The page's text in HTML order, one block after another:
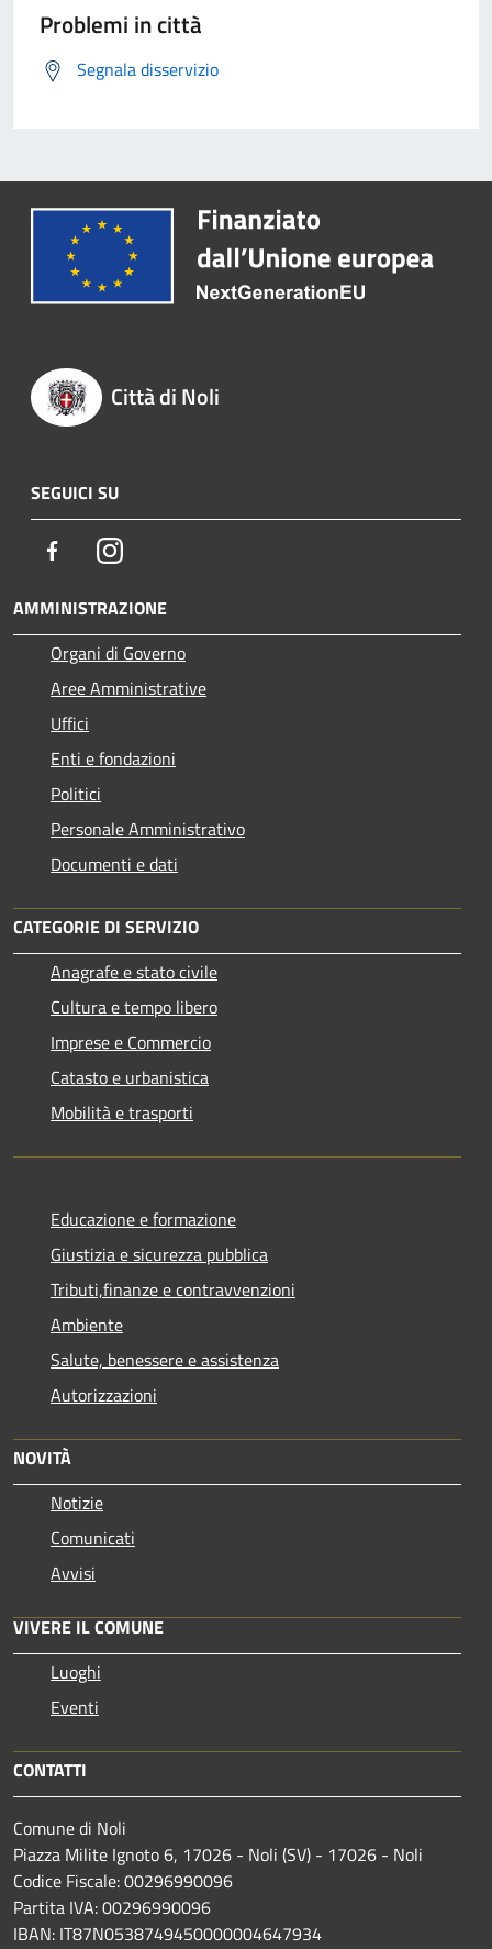
Problemi in città
Segnala disservizio
Città di Noli
SEGUICI SU
FacebookInstagram
AMMINISTRAZIONE
Organi di Governo
Aree Amministrative
Uffici
Enti e fondazioni
Politici
Personale Amministrativo
Documenti e dati
CATEGORIE DI SERVIZIO
Anagrafe e stato civile
Cultura e tempo libero
Imprese e Commercio
Catasto e urbanistica
Mobilità e trasporti
Educazione e formazione
Giustizia e sicurezza pubblica
Tributi,finanze e contravvenzioni
Ambiente
Salute, benessere e assistenza
Autorizzazioni
NOVITÀ
Notizie
Comunicati
Avvisi
VIVERE IL COMUNE
Luoghi
Eventi
CONTATTI
Comune di Noli
Piazza Milite Ignoto 6, 17026 - Noli (SV) - 17026 - Noli
Codice Fiscale: 00296990096
Partita IVA: 00296990096
IBAN: IT87N0538749450000004647934